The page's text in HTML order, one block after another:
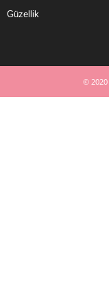
Güzellik
© 2020